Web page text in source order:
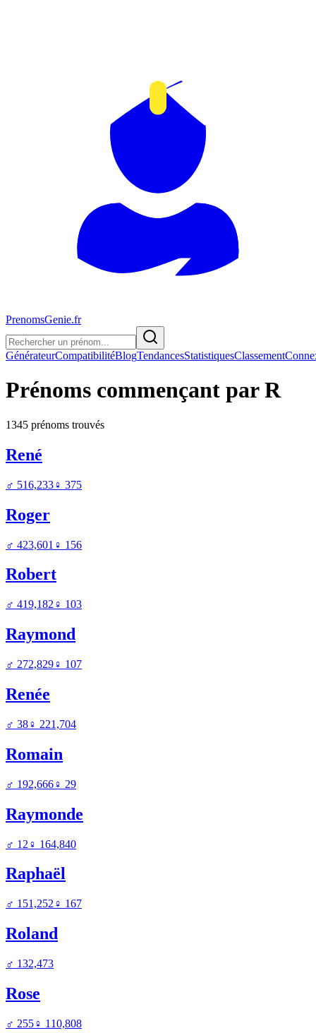
PrenomsGenie.fr
GénérateurCompatibilitéBlogTendancesStatistiquesClassement
Prénoms commençant parR
1345 prénoms trouvés
René
♂ 516,233♀ 375
Roger
♂ 423,601 ♀ 156
Robert
♂ 419,182 ♀ 103
Raymond
♂ 272,829♀ 107
Renée
♂ 38♀ 221,704
Romain
♂ 192,666♀ 29
Raymonde
♂ 12 ♀ 164,840
Raphaël
♂ 151,252 ♀ 167
Roland
♂ 132,473
Rose
♂ 255♀ 110,808